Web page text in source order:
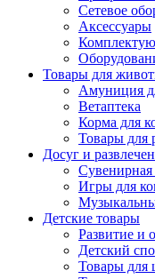
Сетевое
Аксессуары
Товары для
Амуниция
Ветаптека
Корма для
Товары для
Досуг и
Игры для
Детские товары
Развитие и
Детский
Товары для